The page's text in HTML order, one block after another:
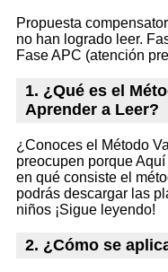
Propuesta
no han logrado leer.
Fase APC (atención
1. ¿Qué es el
Aprender a Leer?
¿Conoces el Método
preocupen porque
en qué consiste el
podrás descargar las
niños ¡Sigue leyendo!
2. ¿Cómo se